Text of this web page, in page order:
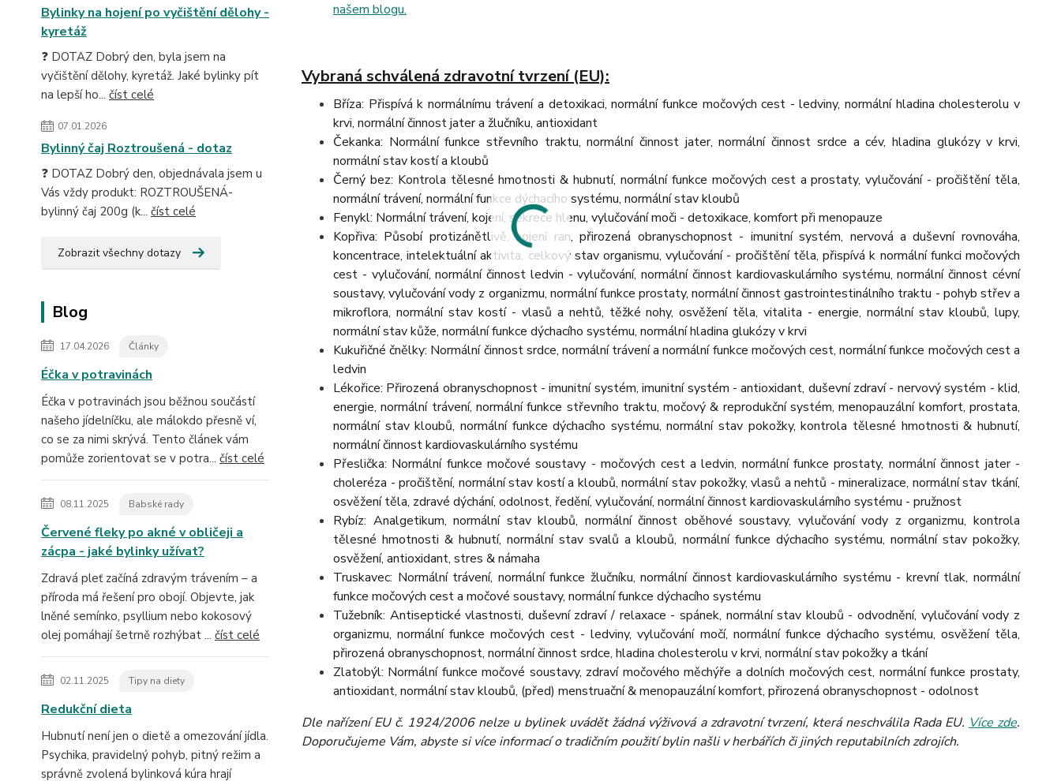
Bylinky na hojení po vyčištění dělohy -
kyretáž
❓ DOTAZ Dobrý den, byla jsem na
vyčištění dělohy, kyretáž. Jaké bylinky pít
na lepší ho... číst celé
07.01.2026
Bylinný čaj Roztroušená - dotaz
❓ DOTAZ Dobrý den, objednávala jsem u
Vás vždy produkt: ROZTROUŠENÁ-
bylinný čaj 200g (k... číst celé
Zobrazit všechny dotazy
Blog
17.04.2026 Články
Éčka v potravinách
Éčka v potravinách jsou běžnou součástí
našeho jídelníčku, ale málokdo přesně ví,
co se za nimi skrývá. Tento článek vám
pomůže zorientovat se v potra... číst celé
08.11.2025 Babské rady
Červené fleky po akné v obličeji a
zácpa - jaké bylinky užívat?
Zdravá pleť začíná zdravým trávením – a
příroda má řešení pro obojí. Objevte, jak
lněné semínko, psyllium nebo kokosový
olej pomáhají šetrně rozhýbat ... číst celé
02.11.2025 Tipy na diety
Redukční dieta
Hubnutí není jen o dietě a omezování jídla.
Psychika, pravidelný pohyb, pitný režim a
správně zvolená bylinková kúra hrají
našem blogu.
Vybraná schválená zdravotní tvrzení (EU):
Bříza: Přispívá k normálnímu trávení a detoxikaci, normální funkce močových cest - ledviny, normální hladina cholesterolu v
krvi, normální činnost jater a žlučníku, antioxidant
Čekanka: Normální funkce střevního traktu, normální činnost jater, normální činnost srdce a cév, hladina glukózy v krvi,
normální stav kostí a kloubů
Černý bez: Kontrola tělesné hmotnosti & hubnutí, normální funkce močových cest a prostaty, vylučování - pročištění těla,
normální trávení, normální funkce dýchacího systému, normální stav kloubů
Fenykl: Normální trávení, kojení, sekrece hlenu, vylučování moči - detoxikace, komfort při menopauze
Kopřiva: Působí protizánětlivě, hojení ran, přirozená obranyschopnost - imunitní systém, nervová a duševní rovnováha,
koncentrace, intelektuální aktivita, celkový stav organismu, vylučování - pročištění těla, přispívá k normální funkci močových
cest - vylučování, normální činnost ledvin - vylučování, normální činnost kardiovaskulárního systému, normální činnost cévní
soustavy, vylučování vody z organizmu, normální funkce prostaty, normální činnost gastrointestinálního traktu - pohyb střev a
mikroflora, normální stav kostí - vlasů a nehtů, těžké nohy, osvěžení těla, vitalita - energie, normální stav kloubů, lupy,
normální stav kůže, normální funkce dýchacího systému, normální hladina glukózy v krvi
Kukuřičné čnělky: Normální činnost srdce, normální trávení a normální funkce močových cest, normální funkce močových cest a
ledvin
Lékořice: Přirozená obranyschopnost - imunitní systém, imunitní systém - antioxidant, duševní zdraví - nervový systém - klid,
energie, normální trávení, normální funkce střevního traktu, močový & reprodukční systém, menopauzální komfort, prostata,
normální stav kloubů, normální funkce dýchacího systému, normální stav pokožky, kontrola tělesné hmotnosti & hubnutí,
normální činnost kardiovaskulárního systému
Přeslička: Normální funkce močové soustavy - močových cest a ledvin, normální funkce prostaty, normální činnost jater -
choleréza - pročištění, normální stav kostí a kloubů, normální stav pokožky, vlasů a nehtů - mineralizace, normální stav tkání,
osvěžení těla, zdravé dýchání, odolnost, ředění, vylučování, normální činnost kardiovaskulárního systému - pružnost
Rybíz: Analgetikum, normální stav kloubů, normální činnost oběhové soustavy, vylučování vody z organizmu, kontrola
tělesné hmotnosti & hubnutí, normální stav svalů a kloubů, normální funkce dýchacího systému, normální stav pokožky,
osvěžení, antioxidant, stres & námaha
Truskavec: Normální trávení, normální funkce žlučníku, normální činnost kardiovaskulárního systému - krevní tlak, normální
funkce močových cest a močové soustavy, normální funkce dýchacího systému
Tužebník: Antiseptické vlastnosti, duševní zdraví / relaxace - spánek, normální stav kloubů - odvodnění, vylučování vody z
organizmu, normální funkce močových cest - ledviny, vylučování močí, normální funkce dýchacího systému, osvěžení těla,
přirozená obranyschopnost, normální činnost srdce, hladina cholesterolu v krvi, normální stav pokožky a tkání
Zlatobýl: Normální funkce močové soustavy, zdraví močového měchýře a dolních močových cest, normální funkce prostaty,
antioxidant, normální stav kloubů, (před) menstruační & menopauzální komfort, přirozená obranyschopnost - odolnost
Dle nařízení EU č. 1924/2006 nelze u bylinek uvádět žádná výživová a zdravotní tvrzení, která neschválila Rada EU. Více zde.
Doporučujeme Vám, abyste si více informací o tradičním použití bylin našli v herbářích či jiných reputabilních zdrojích.